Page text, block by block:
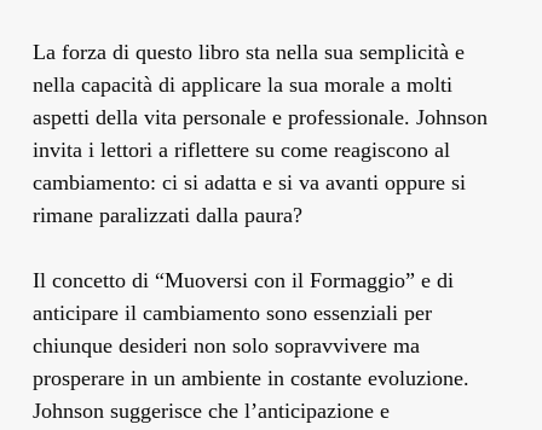
La forza di questo libro sta nella sua semplicità e
nella capacità di applicare la sua morale a molti
aspetti della vita personale e professionale. Johnson
invita i lettori a riflettere su come reagiscono al
cambiamento: ci si adatta e si va avanti oppure si
rimane paralizzati dalla paura?
Il concetto di “Muoversi con il Formaggio” e di
anticipare il cambiamento sono essenziali per
chiunque desideri non solo sopravvivere ma
prosperare in un ambiente in costante evoluzione.
Johnson suggerisce che l’anticipazione e